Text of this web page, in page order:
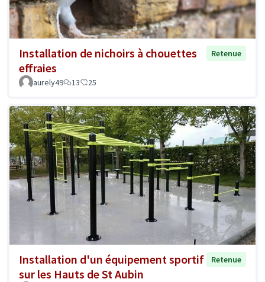
Installation de nichoirs à chouettes
effraies
Retenue
aurely49 13 25
Installation d'un équipement sportif
sur les Hauts de St Aubin
Retenue